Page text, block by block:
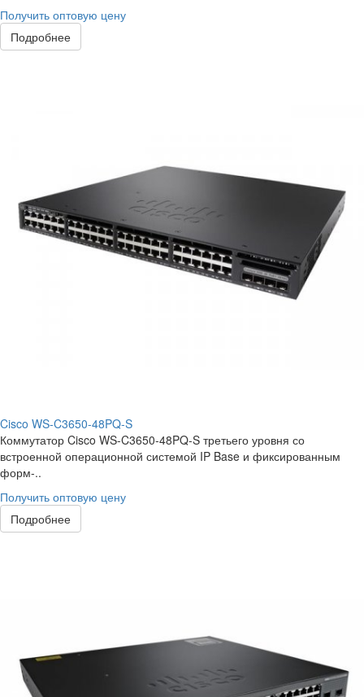
Получить оптовую цену
Подробнее
Cisco WS-C3650-48PQ-S
Коммутатор Cisco WS-C3650-48PQ-S третьего уровня со
встроенной операционной системой IP Base и фиксированным
форм-..
Получить оптовую цену
Подробнее